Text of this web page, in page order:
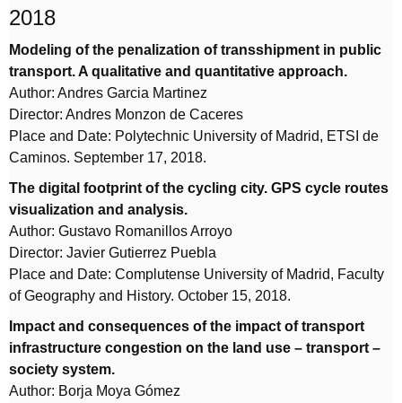
2018
Modeling of the penalization of transshipment in public
transport. A qualitative and quantitative approach.
Author: Andres Garcia Martinez
Director: Andres Monzon de Caceres
Place and Date: Polytechnic University of Madrid, ETSI de
Caminos. September 17, 2018.
The digital footprint of the cycling city. GPS cycle routes
visualization and analysis.
Author: Gustavo Romanillos Arroyo
Director: Javier Gutierrez Puebla
Place and Date: Complutense University of Madrid, Faculty
of Geography and History. October 15, 2018.
Impact and consequences of the impact of transport
infrastructure congestion on the land use – transport –
society system.
Author: Borja Moya Gómez